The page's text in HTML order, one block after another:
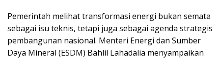
Pemerintah melihat transformasi energi bukan semata
sebagai isu teknis, tetapi juga sebagai agenda strategis
pembangunan nasional. Menteri Energi dan Sumber
Daya Mineral (ESDM) Bahlil Lahadalia menyampaikan